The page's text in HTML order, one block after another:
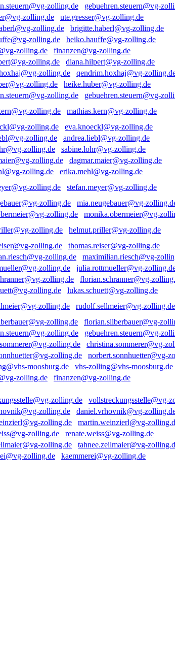
gebuehren.steuern@vg-
ute.gresser@vg-zolling.de
brigitte.haberl@vg-zolling.de
heiko.hauffe@vg-zolling.de
finanzen@vg-zolling.de
diana.hilpert@vg-zolling.de
qendrim.hoxhaj@vg-
heike.huber@vg-zolling.de
gebuehren.steuern@vg-
mathias.kern@vg-zolling.de
eva.knoeckl@vg-zolling.de
andrea.liebl@vg-zolling.de
sabine.lohr@vg-zolling.de
dagmar.maier@vg-zolling.de
erika.mehl@vg-zolling.de
stefan.meyer@vg-zolling.de
mia.neugebauer@vg-
monika.obermeier@vg-
helmut.priller@vg-zolling.de
thomas.reiser@vg-zolling.de
maximilian.riesch@vg-
julia.rottmueller@vg-
florian.schranner@vg-
lukas.schuett@vg-zolling.de
rudolf.sellmeier@vg-zolling.de
florian.silberbauer@vg-
gebuehren.steuern@vg-
christina.sommerer@vg-
norbert.sonnhuetter@vg-
vhs-zolling@vhs-moosburg.de
finanzen@vg-zolling.de
vollstreckungsstelle@vg-
daniel.vrhovnik@vg-
martin.weinzierl@vg-
renate.weiss@vg-zolling.de
tahnee.zeilmaier@vg-
kaemmerei@vg-zolling.de